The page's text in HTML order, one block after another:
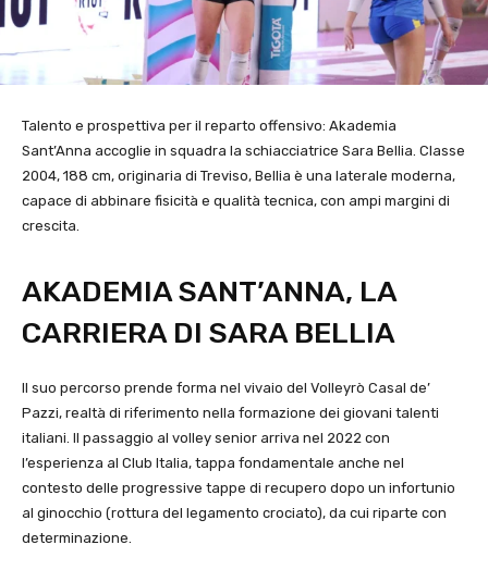
Talento e prospettiva per il reparto offensivo: Akademia
Sant’Anna accoglie in squadra la schiacciatrice Sara Bellia. Classe
2004, 188 cm, originaria di Treviso, Bellia è una laterale moderna,
capace di abbinare fisicità e qualità tecnica, con ampi margini di
crescita.
AKADEMIA SANT’ANNA, LA
CARRIERA DI SARA BELLIA
Il suo percorso prende forma nel vivaio del Volleyrò Casal de’
Pazzi, realtà di riferimento nella formazione dei giovani talenti
italiani. Il passaggio al volley senior arriva nel 2022 con
l’esperienza al Club Italia, tappa fondamentale anche nel
contesto delle progressive tappe di recupero dopo un infortunio
al ginocchio (rottura del legamento crociato), da cui riparte con
determinazione.